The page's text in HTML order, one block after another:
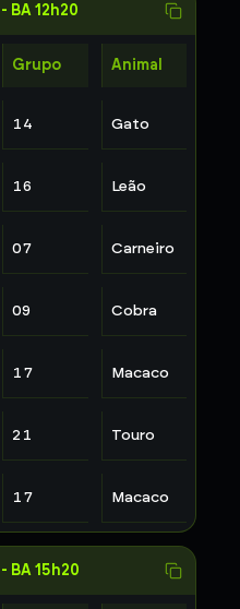
- BA 12h20
Grupo Animal
14 Gato
16 Leão
07 Carneiro
09 Cobra
17 Macaco
21 Touro
17 Macaco
- BA 15h20